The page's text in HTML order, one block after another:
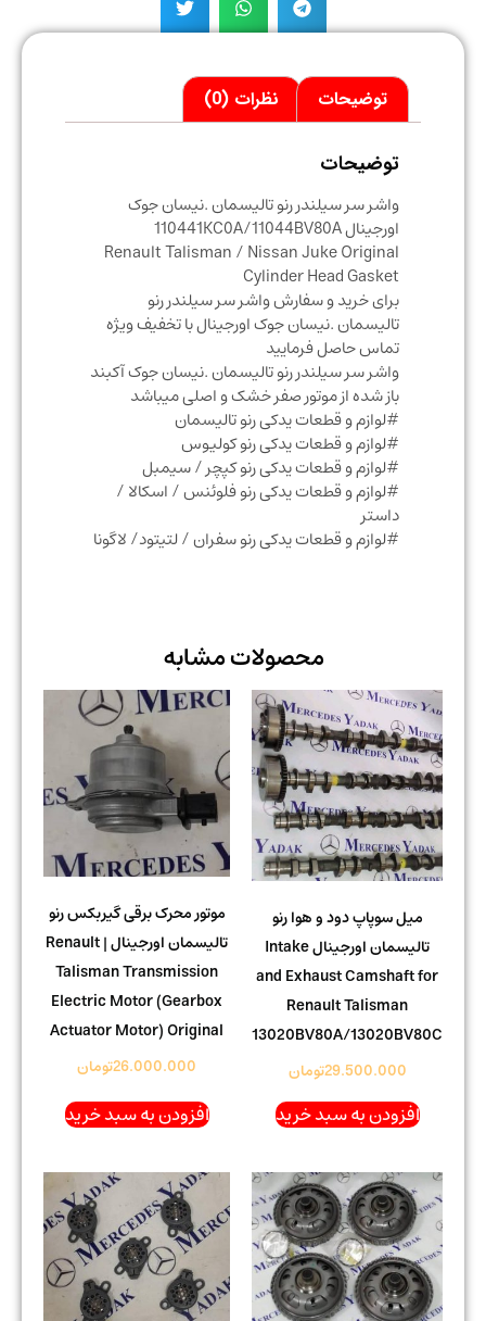
توضیحات نظرات (0)
توضیحات
واشر سر سیلندر رنو تالیسمان .نیسان جوک
اورجینال 110441KC0A/11044BV80A
Renault Talisman / Nissan Juke Original
Cylinder Head Gasket
برای خرید و سفارش واشر سر سیلندر رنو
تالیسمان .نیسان جوک اورجینال با تخفیف ویژه
تماس حاصل فرمایید
واشر سر سیلندر رنو تالیسمان .نیسان جوک آکبند
باز شده از موتور صفر خشک و اصلی میباشد
#لوازم و قطعات یدکی رنو تالیسمان
#لوازم و قطعات یدکی رنو کولیوس
#لوازم و قطعات یدکی رنو کپچر / سیمبل
#لوازم و قطعات یدکی رنو فلوئنس / اسکالا /
#لوازم و قطعات یدکی رنو سفران / لتیتود/ لاگونا
محصولات مشابه
میل سوپاپ دود و هوا رنو
تالیسمان اورجینال Intake
and Exhaust Camshaft for
Renault Talisman
13020BV80A/13020BV80C
29.500.000تومان
افزودن به سبد خرید
موتور محرک برقی گیربکس رنو
تالیسمان اورجینال | Renault
Talisman Transmission
Electric Motor (Gearbox
Actuator Motor) Original
26.000.000تومان
افزودن به سبد خرید